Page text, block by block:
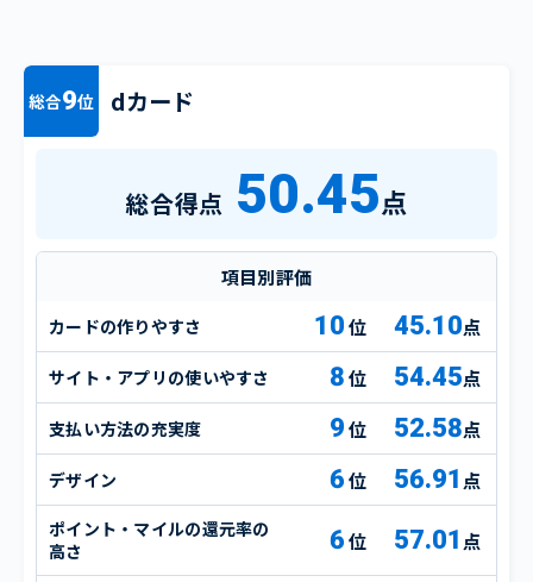
総合9位 dカード
総合得点 50.45点
項目別評価
カードの作りやすさ 10 45.10点
サイト・アプリの使いやすさ 8 54.45点
支払い方法の充実度 9 52.58点
デザイン 6 56.91 点
ポイント・マイルの還元率の
高さ
6 57.01 点